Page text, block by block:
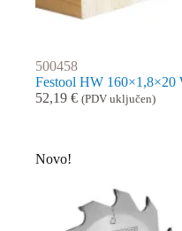
500458
Festool HW 160×1,8×20
52,19 € (PDV uključen)
Novo!